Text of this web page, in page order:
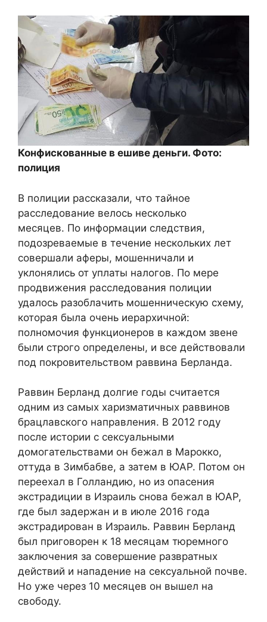
Конфискованные в ешиве деньги. Фото:
полиция
В полиции рассказали, что тайное
расследование велось несколько
месяцев. По информации следствия,
подозреваемые в течение нескольких лет
совершали аферы, мошенничали и
уклонялись от уплаты налогов. По мере
продвижения расследования полиции
удалось разоблачить мошенническую схему,
которая была очень иерархичной:
полномочия функционеров в каждом звене
были строго определены, и все действовали
под покровительством раввина Берланда.
Раввин Берланд долгие годы считается
одним из самых харизматичных раввинов
брацлавского направления. В 2012 году
после истории с сексуальными
домогательствами он бежал в Марокко,
оттуда в Зимбабве, а затем в ЮАР. Потом он
переехал в Голландию, но из опасения
экстрадиции в Израиль снова бежал в ЮАР,
где был задержан и в июле 2016 года
экстрадирован в Израиль. Раввин Берланд
был приговорен к 18 месяцам тюремного
заключения за совершение развратных
действий и нападение на сексуальной почве.
Но уже через 10 месяцев он вышел на
свободу.